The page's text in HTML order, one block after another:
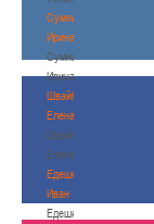
Сумникова
Ирина
Сумникова
Ирина
Швайбович
Елена
Швайбович
Елена
Едешко
Иван
Едешко